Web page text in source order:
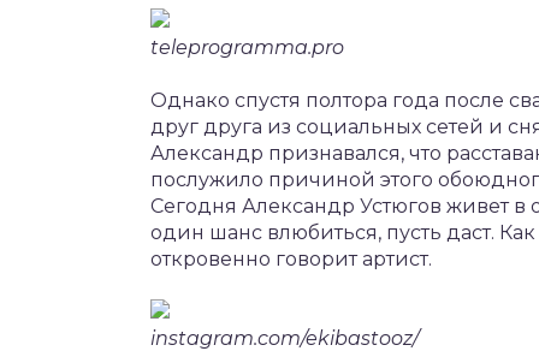
teleprogramma.pro
Однако спустя полтора года после
друг друга из социальных сетей и
Александр признавался, что
послужило причиной этого
Сегодня Александр Устюгов живет
один шанс влюбиться, пусть даст. Как
откровенно говорит артист.
instagram.com/ekibastooz/